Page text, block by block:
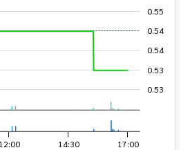
0.53
0.52
0.52
0.53
0.53
0.54
0.54
0.55
0.55
17:00
14:30
12:00